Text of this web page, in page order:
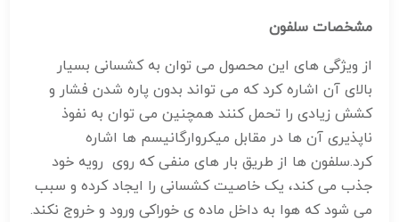
مشخصات سلفون
از ویژگی های این محصول می توان به کشسانی بسیار
بالای آن اشاره کرد که می تواند بدون پاره شدن فشار و
کشش زیادی را تحمل کنند همچنین می توان به نفوذ
ناپذیری آن ها در مقابل میکروارگانیسم ها اشاره
کرد.سلفون ها از طریق بار های منفی که روی رویه خود
جذب می کند، یک خاصیت کشسانی را ایجاد کرده و سبب
می شود که هوا به داخل ماده ی خوراکی ورود و خروج نکند.